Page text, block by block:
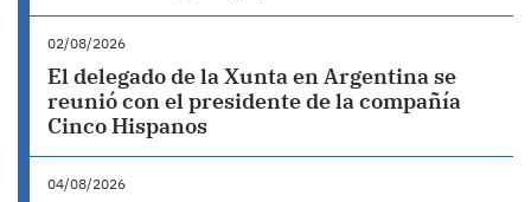
02/08/2026
El delegado de la Xunta en Argentina se
reunió con el presidente de la compañía
Cinco Hispanos
04/08/2026